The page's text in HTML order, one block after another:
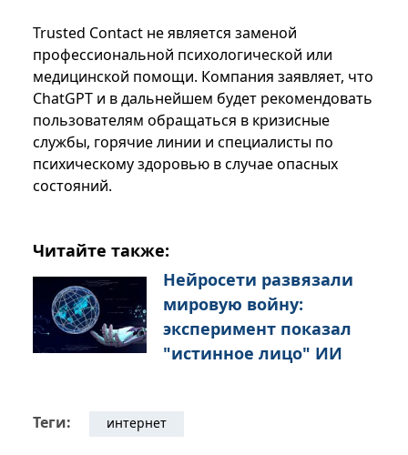
Trusted Contact не является заменой
профессиональной психологической или
медицинской помощи. Компания заявляет, что
ChatGPT и в дальнейшем будет рекомендовать
пользователям обращаться в кризисные
службы, горячие линии и специалисты по
психическому здоровью в случае опасных
состояний.
Читайте также:
Нейросети развязали
мировую войну:
эксперимент показал
"истинное лицо" ИИ
Теги: интернет